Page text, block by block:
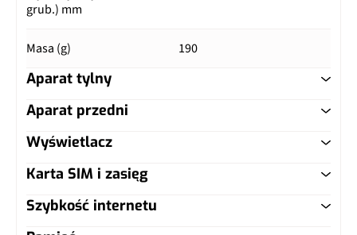
grub.) mm
Masa (g) 190
Aparat tylny
Główny aparat
Autofocus
Aparat przedni
Główny aparat
Matryca
Wyświetlacz
Typ ekranu
Karta SIM i zasięg
Typ karty SIM
Szybkość internetu